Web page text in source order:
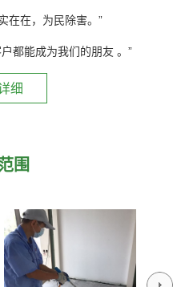
在在，为民除害。”
都能成为我们的朋友 。”
细
围